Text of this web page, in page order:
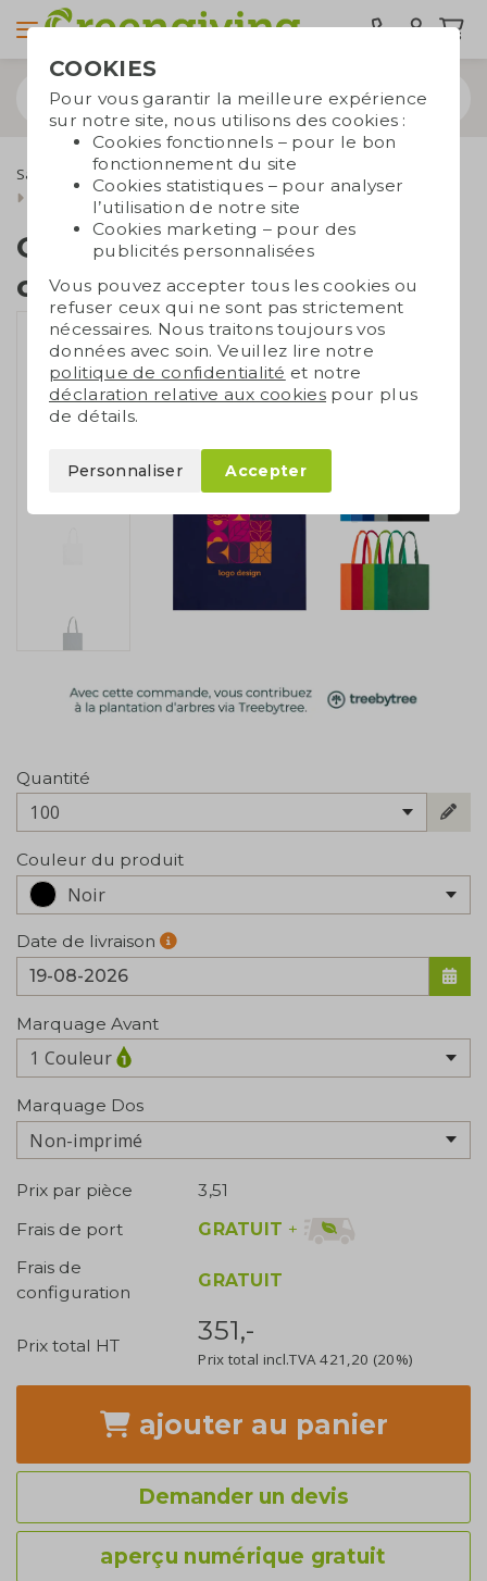
Sacs durables Sacs publicitaires
Sacs en coton
Sacs en coton colorés
Grand sac portable coton coloré
Grand sac portable
coton coloré
Quantité
100
Couleur du produit
Noir
Date de livraison
Marquage Avant
1 Couleur
Marquage Dos
Non-imprimé
Prix par pièce
3,51
Frais de port
GRATUIT +
Frais de
configuration
GRATUIT
Prix total HT 351,-
Prix total incl.TVA421,20 (20%)
ajouter au panier
Demander un devis
aperçu numérique gratuit
COOKIES
Pour vous garantir la meilleure expérience
sur notre site, nous utilisons des cookies :
Cookies fonctionnels – pour le bon
fonctionnement du site
Cookies statistiques – pour analyser
l’utilisation de notre site
Cookies marketing – pour des
publicités personnalisées
Vous pouvez accepter tous les cookies ou
refuser ceux qui ne sont pas strictement
nécessaires. Nous traitons toujours vos
données avec soin. Veuillez lire notre
politique de confidentialité et notre
déclaration relative aux cookies pour plus
de détails.
Personnaliser Accepter